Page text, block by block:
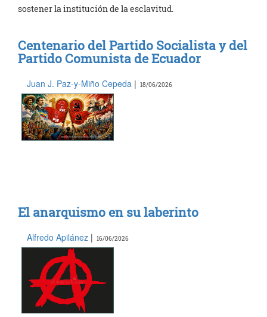
sostener la institución de la esclavitud.
Centenario del Partido Socialista y del
Partido Comunista de Ecuador
Juan J. Paz-y-Miño Cepeda | 18/06/2026
El anarquismo en su laberinto
Alfredo Apilánez | 16/06/2026